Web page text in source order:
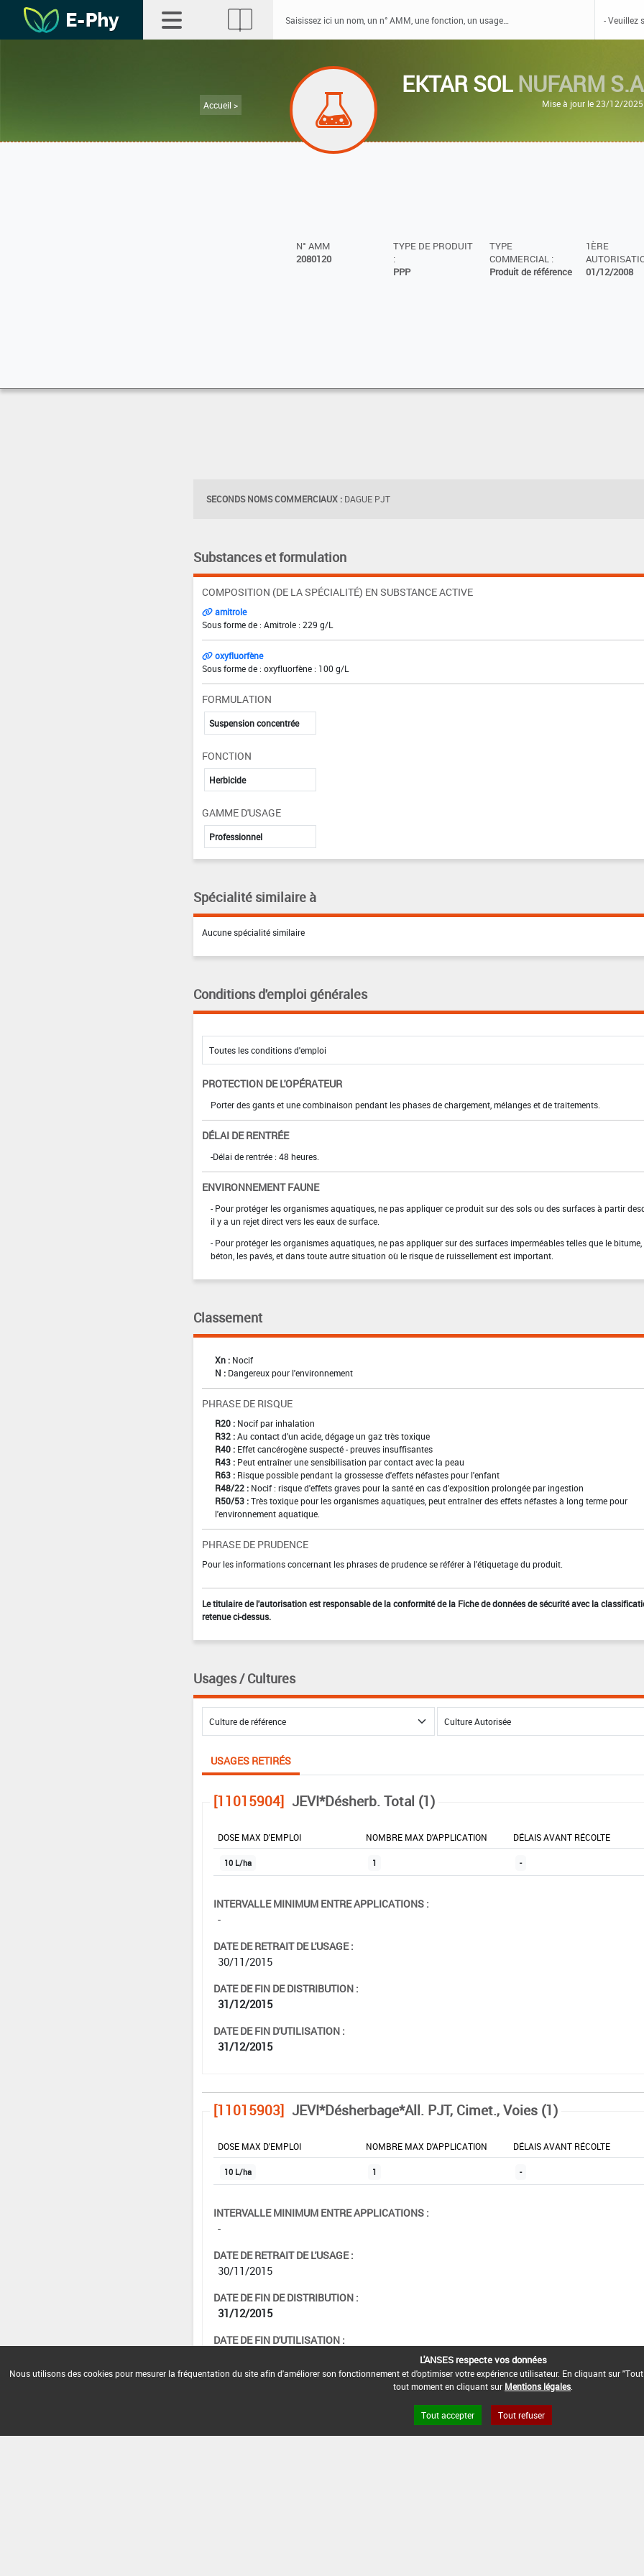
Accueil >
EKTAR SOLNUFARM S.A
Mise à jour le 23/12/2025
N° AMM
2080120
TYPE DE PRODUIT
:
PPP
TYPE
COMMERCIAL :
Produit de référence
1ÈRE
01/12/2008
SECONDS NOMS COMMERCIAUX : DAGUE PJT
Substances et formulation
COMPOSITION (DE LA SPÉCIALITÉ) EN SUBSTANCE ACTIVE
amitrole
Sous forme de : Amitrole : 229 g/L
oxyfluorfène
Sous forme de : oxyfluorfène : 100 g/L
FORMULATION
Suspension concentrée
FONCTION
Herbicide
GAMME D'USAGE
Professionnel
Spécialité similaire à
Aucune spécialité similaire
Conditions d'emploi générales
PROTECTION DE L'OPÉRATEUR
Porter des gants et une combinaison pendant les phases de chargement, mélanges et de traitements.
DÉLAI DE RENTRÉE
-Délai de rentrée : 48 heures.
ENVIRONNEMENT FAUNE
- Pour protéger les organismes aquatiques, ne pas appliquer ce produit sur des sols ou des surfaces à partir
il y a un rejet direct vers les eaux de surface.
- Pour protéger les organismes aquatiques, ne pas appliquer sur des surfaces imperméables telles que le bitume,
béton, les pavés, et dans toute autre situation où le risque de ruissellement est important.
Classement
Xn : Nocif
N : Dangereux pour l'environnement
PHRASE DE RISQUE
R20 : Nocif par inhalation
R32 : Au contact d'un acide, dégage un gaz très toxique
R40 : Effet cancérogène suspecté - preuves insuffisantes
R43 : Peut entraîner une sensibilisation par contact avec la peau
R63 : Risque possible pendant la grossesse d'effets néfastes pour l'enfant
R48/22 : Nocif : risque d'effets graves pour la santé en cas d'exposition prolongée par ingestion
R50/53 : Très toxique pour les organismes aquatiques, peut entraîner des effets néfastes à long terme pour
l'environnement aquatique.
PHRASE DE PRUDENCE
Pour les informations concernant les phrases de prudence se référer à l'étiquetage du produit.
Le titulaire de l'autorisation est responsable de la conformité de la Fiche de données de sécurité avec la
retenue ci-dessus.
Usages / Cultures
USAGES RETIRÉS
[11015904] JEVI*Désherb. Total (1)
DOSE MAX D'EMPLOI NOMBRE MAX D'APPLICATION DÉLAIS AVANT RÉCOLTE
10 L/ha 1 -
INTERVALLE MINIMUM ENTRE APPLICATIONS :
-
DATE DE RETRAIT DE L'USAGE :
30/11/2015
DATE DE FIN DE DISTRIBUTION :
31/12/2015
DATE DE FIN D'UTILISATION :
31/12/2015
[11015903] JEVI*Désherbage*All. PJT, Cimet., Voies (1)
DOSE MAX D'EMPLOI NOMBRE MAX D'APPLICATION DÉLAIS AVANT RÉCOLTE
10 L/ha 1 -
INTERVALLE MINIMUM ENTRE APPLICATIONS :
-
DATE DE RETRAIT DE L'USAGE :
30/11/2015
DATE DE FIN DE DISTRIBUTION :
31/12/2015
DATE DE FIN D'UTILISATION :
L'ANSES respecte vos données
Nous utilisons des cookies pour mesurer la fréquentation du site afin d'améliorer son fonctionnement et d'optimiser votre expérience utilisateur. En cliquant sur
tout moment en cliquant sur Mentions légales
Tout accepter Tout refuser